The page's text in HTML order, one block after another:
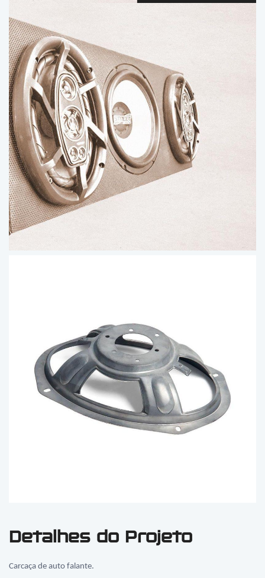
Detalhes do Projeto
Carcaça de auto falante.